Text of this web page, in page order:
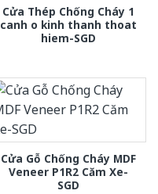
Cửa Thép Chống Cháy 1
canh o kinh thanh thoat
hiem-SGD
Cửa Gỗ Chống Cháy MDF
Veneer P1R2 Căm Xe-
SGD